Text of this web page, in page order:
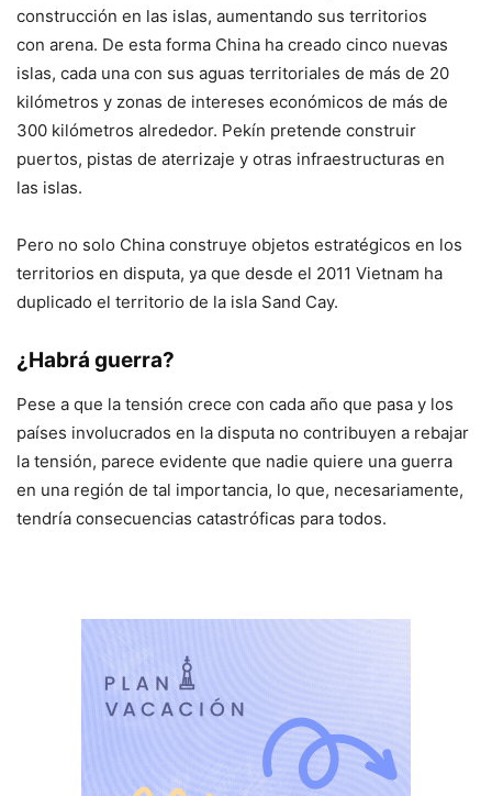
construcción en las islas, aumentando sus territorios
con arena. De esta forma China ha creado cinco nuevas
islas, cada una con sus aguas territoriales de más de 20
kilómetros y zonas de intereses económicos de más de
300 kilómetros alrededor. Pekín pretende construir
puertos, pistas de aterrizaje y otras infraestructuras en
las islas.
Pero no solo China construye objetos estratégicos en los
territorios en disputa, ya que desde el 2011 Vietnam ha
duplicado el territorio de la isla Sand Cay.
¿Habrá guerra?
Pese a que la tensión crece con cada año que pasa y los
países involucrados en la disputa no contribuyen a rebajar
la tensión, parece evidente que nadie quiere una guerra
en una región de tal importancia, lo que, necesariamente,
tendría consecuencias catastróficas para todos.